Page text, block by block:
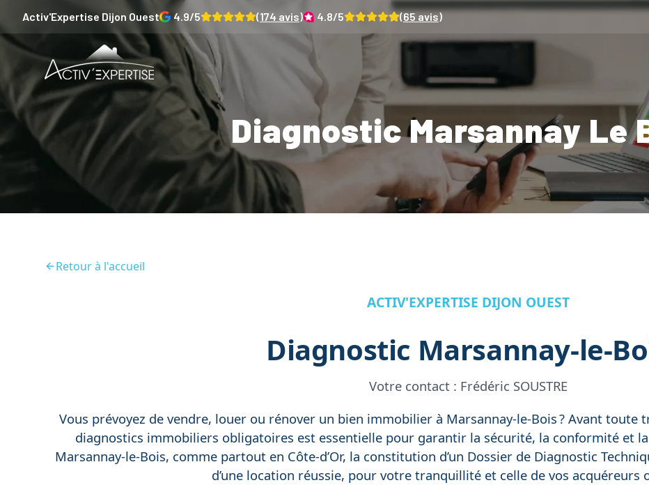
Activ'Expertise Dijon Ouest 4.9/5 (174 avis) 4.8/5 (65 avis)
Diagnostic Marsannay Le
Retour à l'accueil
ACTIV'EXPERTISE DIJON OUEST
Diagnostic Marsannay-le-
Votre contact : Frédéric SOUSTRE
Vous prévoyez de vendre, louer ou rénover un bien immobilier à Marsannay-le-Bois ? Avant
diagnostics immobiliers obligatoires est essentielle pour garantir la sécurité, la conformité et
Marsannay-le-Bois, comme partout en Côte-d’Or, la constitution d’un Dossier de Diagnostic
d’une location réussie, pour votre tranquillité et celle de vos acquéreurs